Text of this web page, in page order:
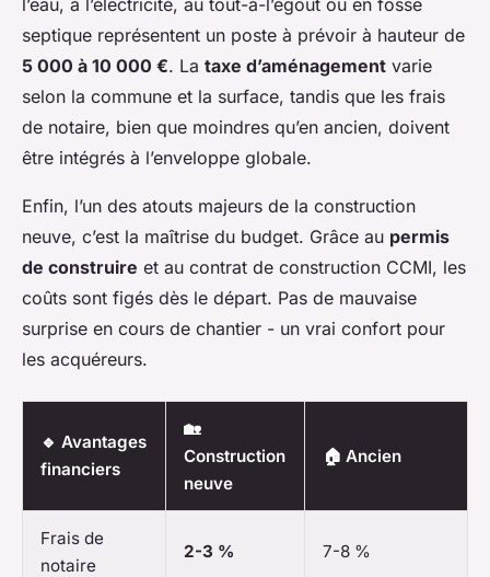
septique représentent un poste à prévoir à hauteur de
5 000 à 10 000 €. La taxe d’aménagement varie
selon la commune et la surface, tandis que les frais
de notaire, bien que moindres qu’en ancien, doivent
être intégrés à l’enveloppe globale.
Enfin, l’un des atouts majeurs de la construction
neuve, c’est la maîtrise du budget. Grâce au permis
de construire et au contrat de construction CCMI, les
coûts sont figés dès le départ. Pas de mauvaise
surprise en cours de chantier - un vrai confort pour
les acquéreurs.
🔹 Avantages
financiers
🏡
Construction
neuve
🏠 Ancien
Frais de
notaire
2-3 % 7-8 %